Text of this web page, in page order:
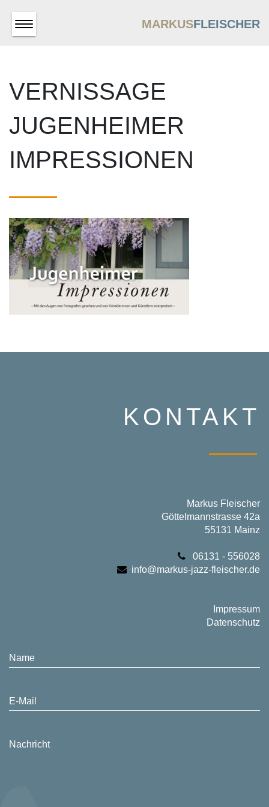
MARKUSFLEISCHER
VERNISSAGE
JUGENHEIMER
IMPRESSIONEN
KONTAKT
Markus Fleischer
Göttelmannstrasse 42a
55131 Mainz
06131 - 556028
info@markus-jazz-fleischer.de
Impressum
Datenschutz
Name
E-Mail
Nachricht